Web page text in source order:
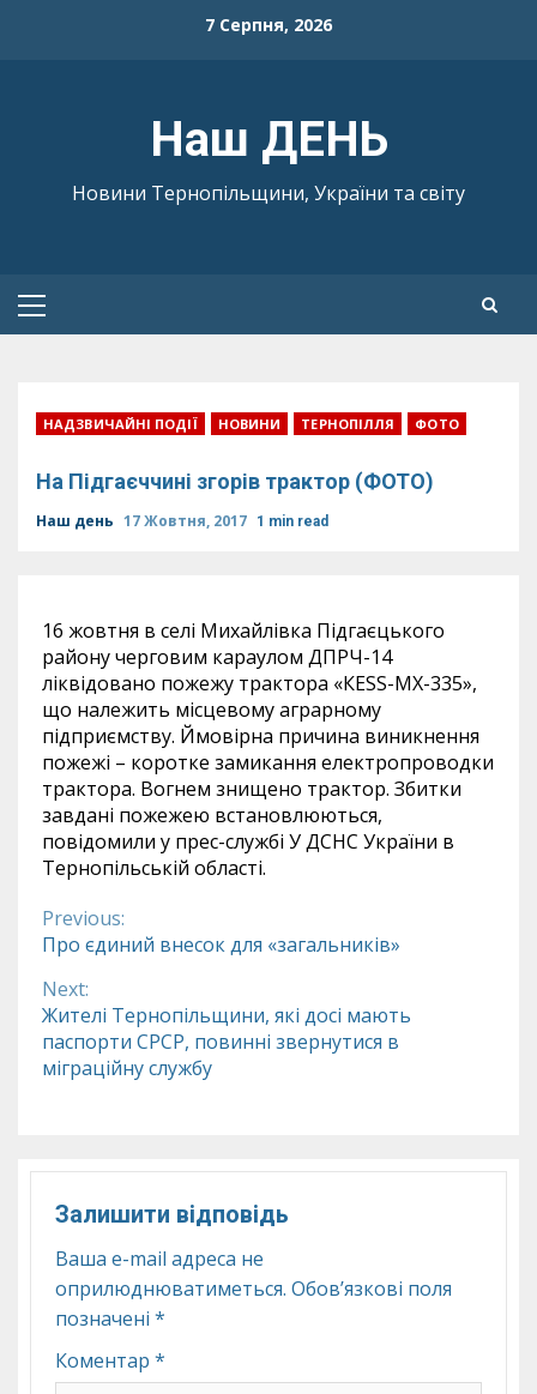
7 Серпня, 2026
Наш ДЕНЬ
Новини Тернопільщини, України та світу
Primary
НАДЗВИЧАЙНІ ПОДІЇ НОВИНИ ТЕРНОПІЛЛЯ ФОТО
На Підгаєччині згорів трактор (ФОТО)
Наш день 17 Жовтня, 2017 1 min read
16 жовтня в селі Михайлівка Підгаєцького
району черговим караулом ДПРЧ-14
ліквідовано пожежу трактора «КЕSS-МХ-335»,
що належить місцевому аграрному
підприємству. Ймовірна причина виникнення
пожежі – коротке замикання електропроводки
трактора. Вогнем знищено трактор. Збитки
завдані пожежею встановлюються,
повідомили у прес-службі У ДСНС України в
Тернопільській області.
Continue
Reading
Previous:
Про єдиний внесок для «загальників»
Next:
Жителі Тернопільщини, які досі мають
паспорти СРСР, повинні звернутися в
міграційну службу
Залишити відповідь
Ваша e-mail адреса не
оприлюднюватиметься. Обов’язкові поля
позначені *
Коментар *